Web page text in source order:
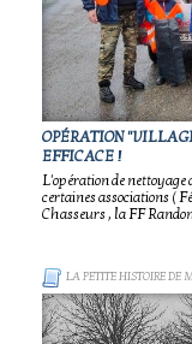
OPÉRATION
EFFICACE !
L'opération de nettoyage
certaines associations (
Chasseurs , la FF
LA PETITE HISTOIRE DE